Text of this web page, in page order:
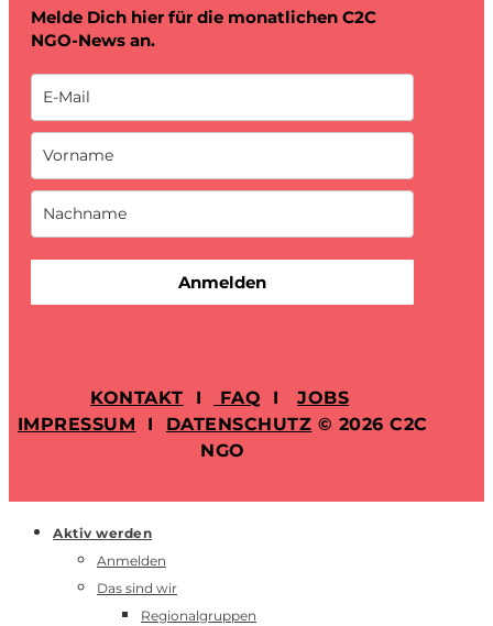
Melde Dich hier für die monatlichen C2C
NGO-News an.
Anmelden
KONTAKT I FAQ IJOBS
IMPRESSUM I DATENSCHUTZ © 2026 C2C
NGO
Aktiv werden
Anmelden
Das sind wir
Regionalgruppen